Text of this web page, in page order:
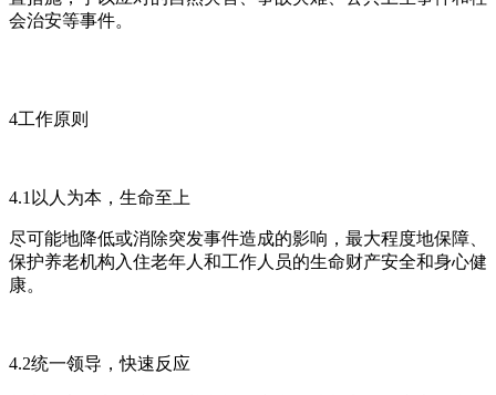
会治安等事件。
4工作原则
4.1以人为本，生命至上
尽可能地降低或消除突发事件造成的影响，最大程度地保障、
保护养老机构入住老年人和工作人员的生命财产安全和身心健
康。
4.2统一领导，快速反应